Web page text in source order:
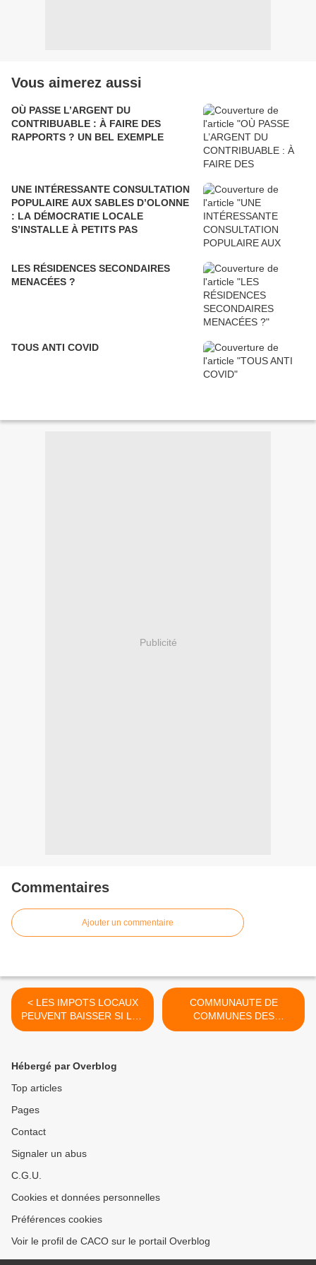
Vous aimerez aussi
OÙ PASSE L’ARGENT DU
CONTRIBUABLE : À FAIRE DES
RAPPORTS ? UN BEL EXEMPLE
UNE INTÉRESSANTE CONSULTATION
POPULAIRE AUX SABLES D’OLONNE
: LA DÉMOCRATIE LOCALE
S’INSTALLE À PETITS PAS
LES RÉSIDENCES SECONDAIRES
MENACÉES ?
TOUS ANTI COVID
Publicité
Commentaires
Ajouter un commentaire
< LES IMPOTS LOCAUX
PEUVENT BAISSER SI LES
ELUS OSENT ET GERENT
COMMUNAUTE DE
COMMUNES DES
OLONNES : VENDRE UN
Hébergé par Overblog
Top articles
Pages
Contact
Signaler un abus
C.G.U.
Cookies et données personnelles
Préférences cookies
Voir le profil de CACO sur le portail Overblog